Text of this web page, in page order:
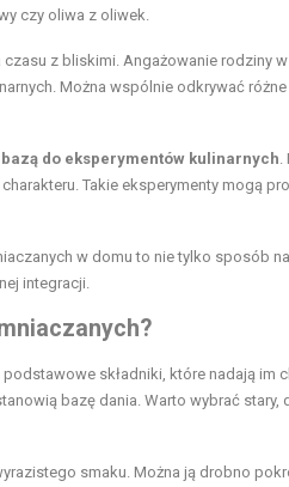
czy oliwa z oliwek.
z bliskimi. Angażowanie rodziny
Można wspólnie odkrywać
bazą do eksperymentów kulinarnych.
Takie eksperymenty mogą
w domu to nie tylko sposób
integracji.
składniki, które nadają im
bazę dania. Warto wybrać
smaku. Można ją drobno